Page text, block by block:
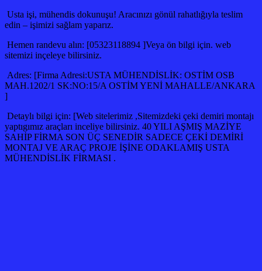
Usta işi, mühendis dokunuşu! Aracınızı gönül rahatlığıyla teslim
edin – işimizi sağlam yaparız.
Hemen randevu alın: [05323118894 ]Veya ön bilgi için. web
sitemizi inçeleye bilirsiniz.
Adres: [Firma Adresi:USTA MÜHENDİSLİK: OSTİM OSB
MAH.1202/1 SK:NO:15/A OSTİM YENİ MAHALLE/ANKARA
]
Detaylı bilgi için: [Web sitelerimiz ,Sitemizdeki çeki demiri montajı
yaptıgımız araçları inceliye bilirsiniz. 40 YILI AŞMIŞ MAZİYE
SAHİP FİRMA SON ÜÇ SENEDİR SADECE ÇEKİ DEMİRİ
MONTAJ VE ARAÇ PROJE İŞİNE ODAKLAMIŞ USTA
MÜHENDİSLİK FİRMASI .